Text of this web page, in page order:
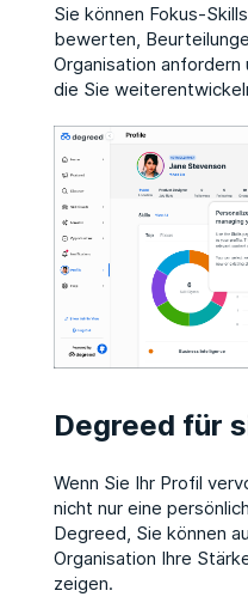
Sie können Fokus-
bewerten,
Organisation
die Sie
Degreed für
Wenn Sie Ihr Profil
nicht nur eine
Degreed, Sie können
Organisation Ihre
zeigen.